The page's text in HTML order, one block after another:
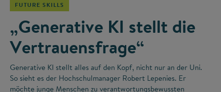
FUTURE SKILLS
„Generative KI stellt die
Vertrauensfrage“
Generative KI stellt alles auf den Kopf, nicht nur an der Uni.
So sieht es der Hochschulmanager Robert Lepenies. Er
möchte junge Menschen zu verantwortungsbewussten